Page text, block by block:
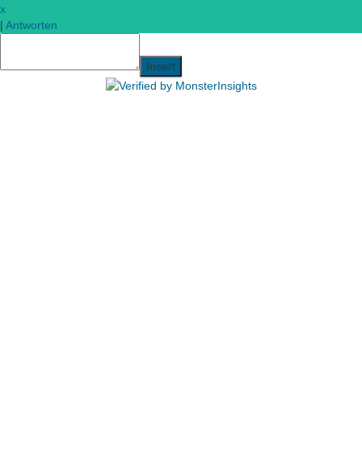
x
| Antworten
Insert